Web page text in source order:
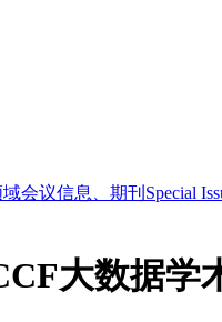
会议信息、期刊Special
大数据学